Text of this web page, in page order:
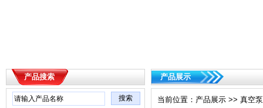
产品搜索 产品展示
当前位置：产品展示 >> 真空